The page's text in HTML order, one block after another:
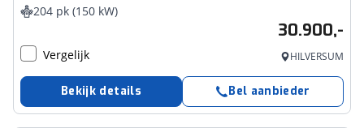
204 pk (150 kW)
30.900,-
Vergelijk HILVERSUM
Bekijk details Bel aanbieder